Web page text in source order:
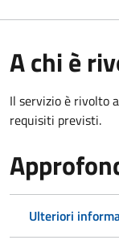
A chi è
Il servizio è rivolto
requisiti previsti.
Ulteriori